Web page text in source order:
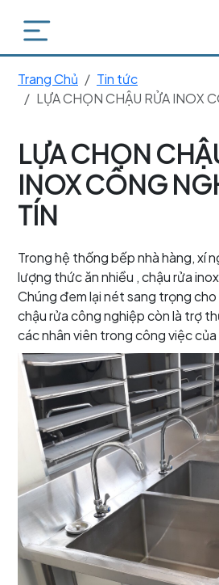
Trang Chủ
Tin tức
LỰA CHỌN CHẬU RỬA INOX
LỰA CHỌN
INOX CÔNG
TÍN
Trong hệ thống bếp nhà hàng, xí
lượng thức ăn nhiều , chậu rửa
Chúng đem lại nét sang trọng
chậu rửa công nghiệp còn là trợ
các nhân viên trong công việc của